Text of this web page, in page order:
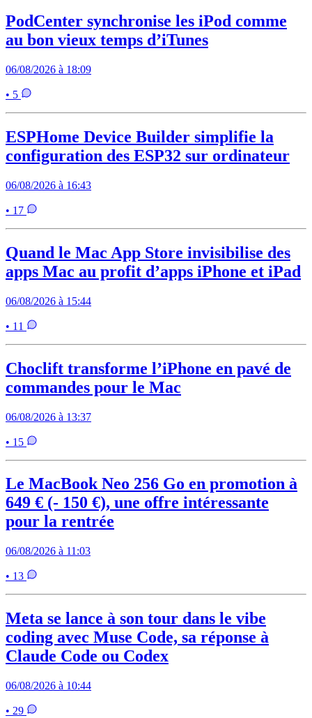
PodCenter synchronise les iPod comme
au bon vieux temps d’iTunes
06/08/2026 à 18:09
• 5
ESPHome Device Builder simplifie la
configuration des ESP32 sur ordinateur
06/08/2026 à 16:43
• 17
Quand le Mac App Store invisibilise des
apps Mac au profit d’apps iPhone et iPad
06/08/2026 à 15:44
• 11
Choclift transforme l’iPhone en pavé de
commandes pour le Mac
06/08/2026 à 13:37
• 15
Le MacBook Neo 256 Go en promotion à
649 € (- 150 €), une offre intéressante
pour la rentrée
06/08/2026 à 11:03
• 13
Meta se lance à son tour dans le vibe
coding avec Muse Code, sa réponse à
Claude Code ou Codex
06/08/2026 à 10:44
• 29